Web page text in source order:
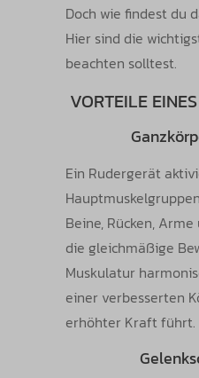
Doch wie findest du
Hier sind die
beachten solltest.
VORTEILE
Ein Rudergerät
Beine, Rücken,
die gleichmäßige
Muskulatur
einer verbesserten
erhöhter Kraft führt.